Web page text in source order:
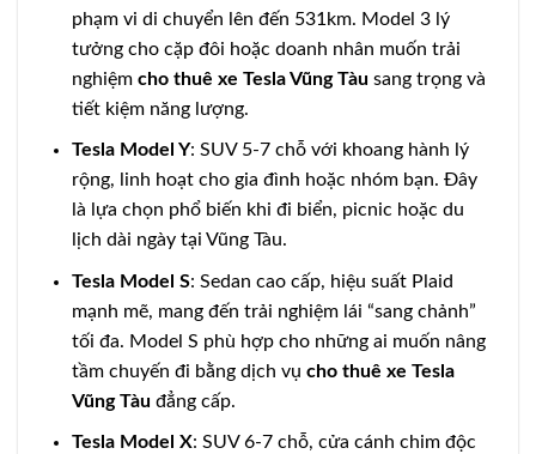
phạm vi di chuyển lên đến 531km. Model 3 lý
tưởng cho cặp đôi hoặc doanh nhân muốn trải
nghiệm cho thuê xe Tesla Vũng Tàu sang trọng và
tiết kiệm năng lượng.
Tesla Model Y: SUV 5-7 chỗ với khoang hành lý
rộng, linh hoạt cho gia đình hoặc nhóm bạn. Đây
là lựa chọn phổ biến khi đi biển, picnic hoặc du
lịch dài ngày tại Vũng Tàu.
Tesla Model S: Sedan cao cấp, hiệu suất Plaid
mạnh mẽ, mang đến trải nghiệm lái “sang chảnh”
tối đa. Model S phù hợp cho những ai muốn nâng
tầm chuyến đi bằng dịch vụ cho thuê xe Tesla
Vũng Tàu đẳng cấp.
Tesla Model X: SUV 6-7 chỗ, cửa cánh chim độc